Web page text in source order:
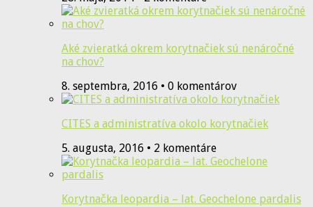
Aké zvieratká okrem korytnačiek sú nenáročné
na chov?
8. septembra, 2016 • 0 komentárov
CITES a administratíva okolo korytnačiek
5. augusta, 2016 • 2 komentáre
Korytnačka leopardia – lat. Geochelone pardalis